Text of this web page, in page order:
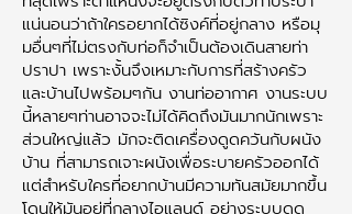
แน่นอนว่าถ้าใครอยากได้ซิงค์ที่อยู่กลาง หรือมุ
มอื่นๆที่ไม่ตรงกับท่อก็จำเป็นต้องเดินสายท่า
ปราปา เพราะงั้นจึงเหมาะกับการที่สร้างครัว
และบ้านไปพร้อมๆกัน งานท่ออากาศ งานระบบ
นี้หลายๆท่านอาจจะไม่ได้คิดถึงมันมากนักเพราะ
ส่วนใหญ่แล้ว มักจะติดเครื่องดูดควันกับผนัง
บ้าน ที่สามารถเจาะผนังเพื่อระบายครัวออกได้
แต่สำหรับใครที่อยากบ้านมีความทันสมัยมากขึ้น
โดนให้มันอยู่ที่กลางไอแลนด์ อย่างระบบดูด